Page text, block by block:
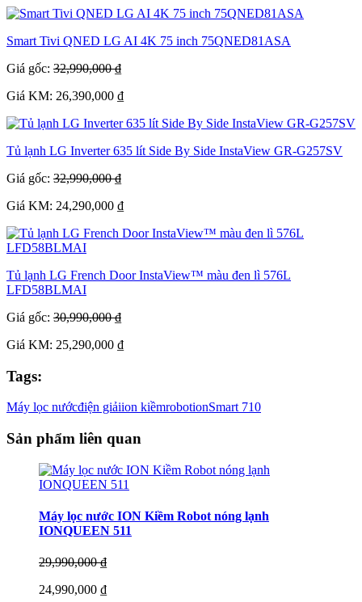
Smart Tivi QNED LG AI 4K 75 inch 75QNED81ASA
Giá gốc: 32,990,000 ₫
Giá KM: 26,390,000 ₫
Tủ lạnh LG Inverter 635 lít Side By Side InstaView GR-G257SV
Giá gốc: 32,990,000 ₫
Giá KM: 24,290,000 ₫
Tủ lạnh LG French Door InstaView™ màu đen lì 576L
LFD58BLMAI
Giá gốc: 30,990,000 ₫
Giá KM: 25,290,000 ₫
Tags:
Máy lọc nướcđiện giảiion kiềmrobotionSmart 710
Sản phẩm liên quan
Máy lọc nước ION Kiềm Robot nóng lạnh
IONQUEEN 511
29,990,000 ₫
24,990,000 ₫